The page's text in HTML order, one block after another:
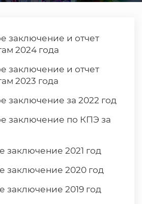
заключение и отчет
2024 года
заключение и отчет
2023 года
заключение за 2022 год
заключение по КПЭ за
заключение 2021 год
заключение 2020 год
заключение 2019 год